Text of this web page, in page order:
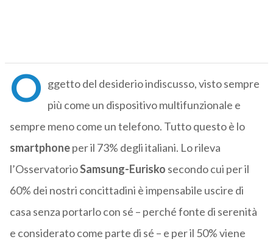
O ggetto del desiderio indiscusso, visto sempre
più come un dispositivo multifunzionale e
sempre meno come un telefono. Tutto questo è lo
smartphoneper il 73% degli italiani. Lo rileva
l’OsservatorioSamsung-Eurisko secondo cui per il
60% dei nostri concittadini è impensabile uscire di
casa senza portarlo con sé – perché fonte di serenità
e considerato come parte di sé – e per il 50% viene